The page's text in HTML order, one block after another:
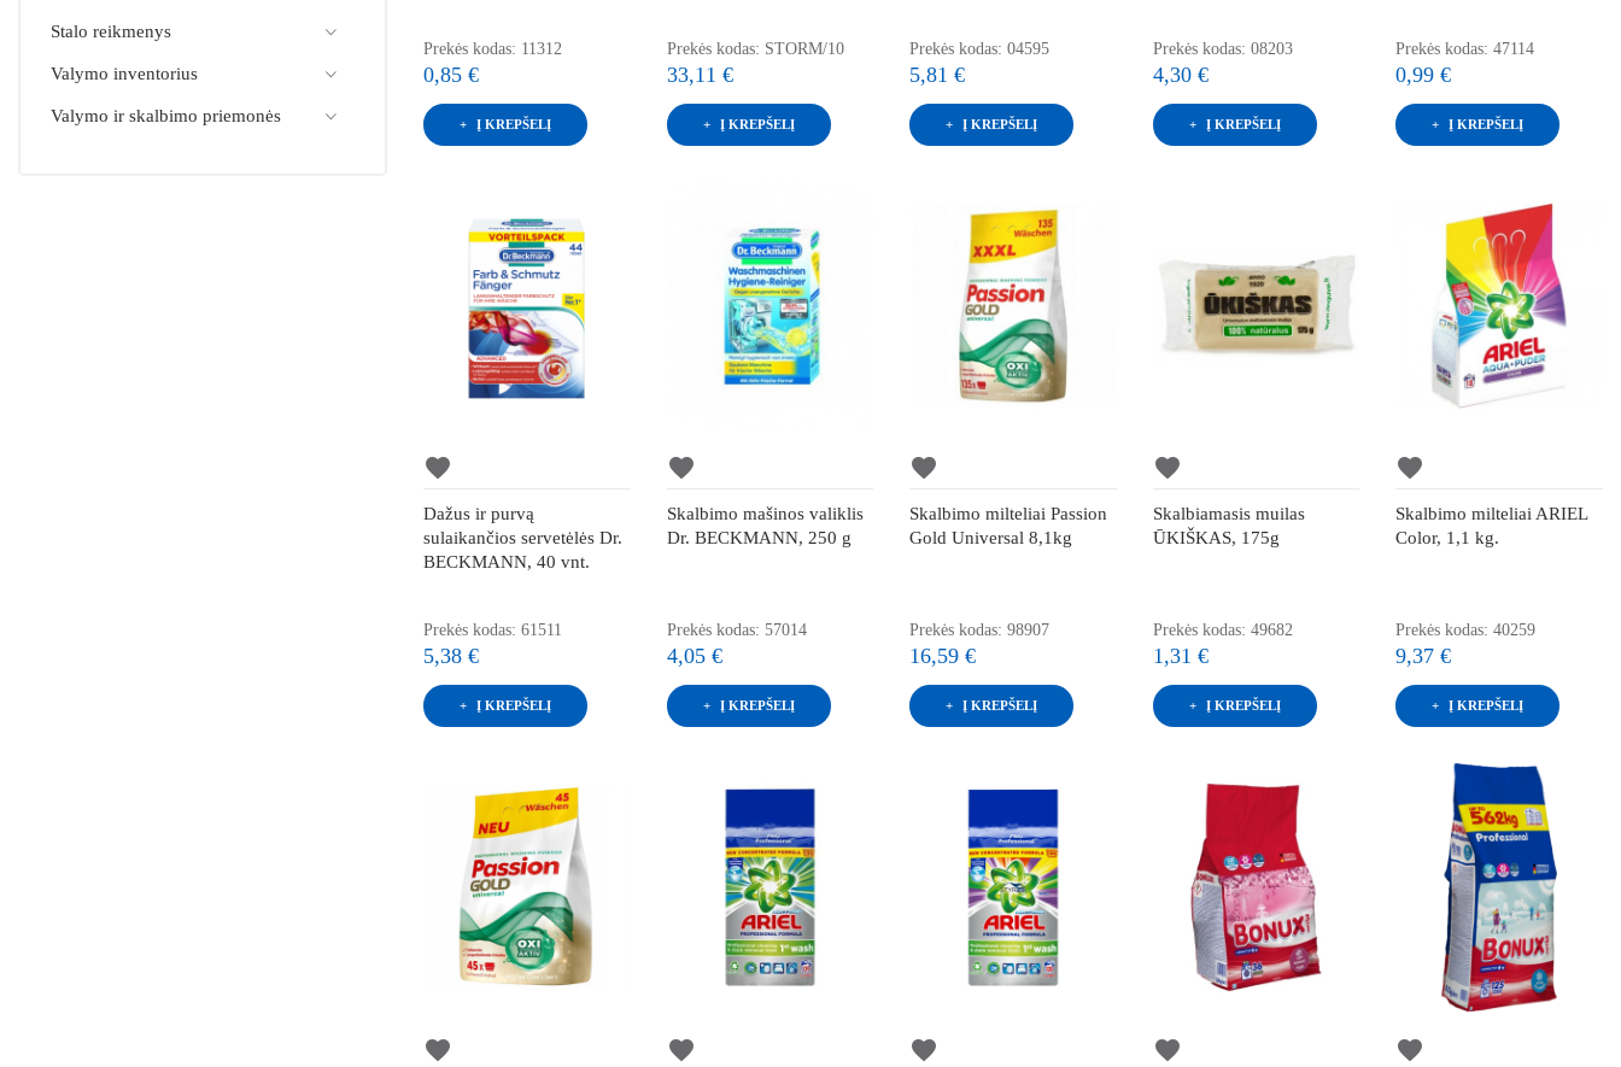
Stalo reikmenys
Valymo inventorius
Valymo ir skalbimo priemonės
Prekės kodas: 11312
0,85 €
Į KREPŠELĮ
Prekės kodas: STORM/10
33,11 €
Į KREPŠELĮ
Prekės kodas: 04595
5,81 €
Į KREPŠELĮ
Prekės kodas: 08203
4,30 €
Į KREPŠELĮ
Prekės kodas: 47114
0,99 €
Į KREPŠELĮ
favorite
Dažus ir purvą
sulaikančios servetėlės Dr.
BECKMANN, 40 vnt.
Prekės kodas: 61511
5,38 €
Į KREPŠELĮ
favorite
Skalbimo mašinos valiklis
Dr. BECKMANN, 250 g
Prekės kodas: 57014
4,05 €
Į KREPŠELĮ
favorite
Skalbimo milteliai Passion
Gold Universal 8,1kg
Prekės kodas: 98907
16,59 €
Į KREPŠELĮ
favorite
Skalbiamasis muilas
ŪKIŠKAS, 175g
Prekės kodas: 49682
1,31 €
Į KREPŠELĮ
favorite
Skalbimo milteliai ARIEL
Color, 1,1 kg.
Prekės kodas: 40259
9,37 €
Į KREPŠELĮ
favorite favorite favorite favorite favorite